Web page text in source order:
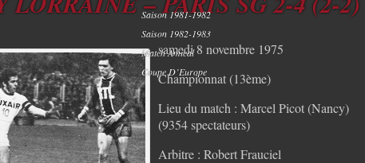
Saison 1981-1982
Saison 1982-1983
Match Amical
Coupe D’Europe
samedi 8 novembre 1975
Championnat (13ème)
Lieu du match : Marcel Picot (Nancy)
(9354 spectateurs)
Arbitre : Robert Frauciel